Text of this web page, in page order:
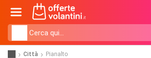
Città Pianalto